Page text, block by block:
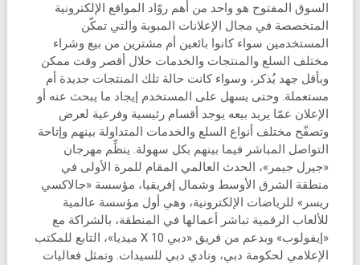
السوق المفتوح هو واحد من أهم روّاد المواقع الإلكترونية
المتخصصة في مجال الإعلانات المبوبة والتي تمكّن
المستخدمين سواء كانوا بائعين أم مشترين من بيع وشراء
مختلف السلع والمنتجات والخدمات خلال أقصر وقت ممكن
وبأقل جهد يُذكر، وسواء كانت حالة تلك المنتجات جديدة أم
مستعملة. وحتى يسهل على المستخدم إيجاد ما يبحث عنه أو
الإعلان عمّا يريد بيعه يوجد أقسام رئيسية وفرعية لعرض
وتصفّح مختلف أنواع السلع والخدمات المتداولة بينهم وإتاحة
التواصل المباشر فيما بينهم بكل سهولة. ينظِّم مهرجان
«جيرل جيمر»، الحدث العالمي المقام للمرة الأولى في
منطقة الشرق الأوسط وشمال إفريقيا، مؤسسة «جالاكسي
ريسر» للرياضات الإلكترونية، وهي أول مؤسسة عالمية
للألعاب الرقمية تباشر أعمالها في المنطقة، بالشراكة مع
«إيفولوب» وبدعم من فريق «دبي 10 X ميديا»، التابع للمكتب
الإعلامي لحكومة دبي، ونادي دبي للسيدات. وتمثل فعاليات